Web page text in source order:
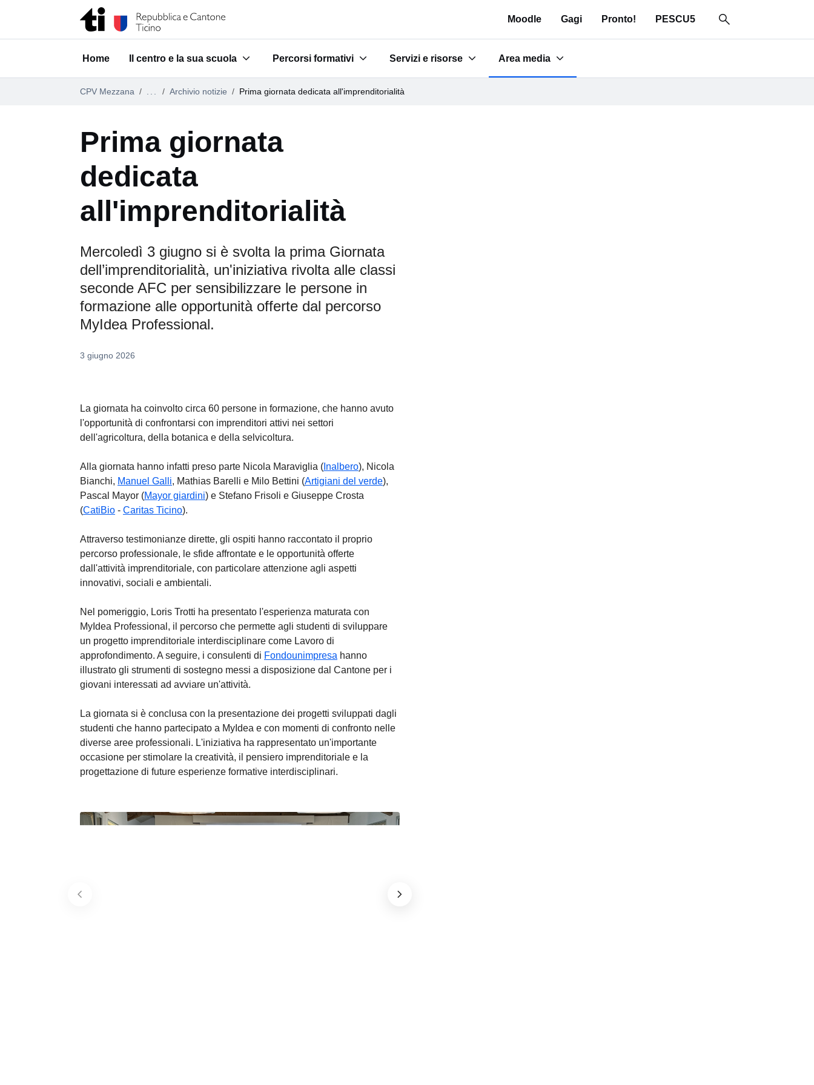
Vai al contenuto della pagina
Moodle
Gagi Pronto! PESCU5
Home Il centro e la sua scuola
Submenu for "Il centro e la sua scuola"
Percorsi formativi
Submenu for "Percorsi formativi"
Servizi e risorse
Submenu for "Servizi e risorse"
Area media
Submenu for "Area media"
CPV Mezzana Archivio notizie Prima giornata dedicata all'imprenditorialità
Prima giornata
dedicata
all'imprenditorialità
Mercoledì 3 giugno si è svolta la prima Giornata
dell’imprenditorialità, un'iniziativa rivolta alle classi
seconde AFC per sensibilizzare le persone in
formazione alle opportunità offerte dal percorso
MyIdea Professional.
3 giugno 2026
La giornata ha coinvolto circa 60 persone in formazione, che hanno avuto
l'opportunità di confrontarsi con imprenditori attivi nei settori
dell'agricoltura, della botanica e della selvicoltura.
Alla giornata hanno infatti preso parte Nicola Maraviglia ( Inalbero), Nicola
Bianchi, Manuel Galli, Mathias Barelli e Milo Bettini (Artigiani del verde),
Pascal Mayor (Mayor giardini) e Stefano Frisoli e Giuseppe Crosta
(CatiBio - Caritas Ticino).
Attraverso testimonianze dirette, gli ospiti hanno raccontato il proprio
percorso professionale, le sfide affrontate e le opportunità offerte
dall'attività imprenditoriale, con particolare attenzione agli aspetti
innovativi, sociali e ambientali.
Nel pomeriggio, Loris Trotti ha presentato l'esperienza maturata con
MyIdea Professional, il percorso che permette agli studenti di sviluppare
un progetto imprenditoriale interdisciplinare come Lavoro di
approfondimento. A seguire, i consulenti di Fondounimpresa hanno
illustrato gli strumenti di sostegno messi a disposizione dal Cantone per i
giovani interessati ad avviare un'attività.
La giornata si è conclusa con la presentazione dei progetti sviluppati dagli
studenti che hanno partecipato a MyIdea e con momenti di confronto nelle
diverse aree professionali. L'iniziativa ha rappresentato un'importante
occasione per stimolare la creatività, il pensiero imprenditoriale e la
progettazione di future esperienze formative interdisciplinari.